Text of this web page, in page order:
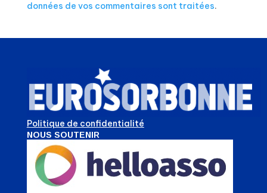
données de vos commentaires sont traitées.
Politique de confidentialité
NOUS SOUTENIR